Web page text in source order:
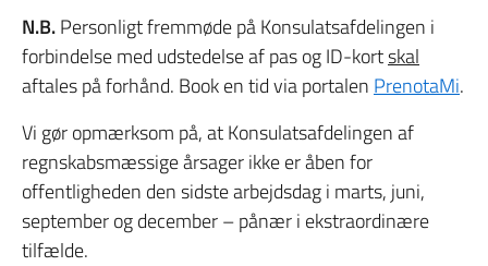
N.B.Personligt fremmøde på Konsulatsafdelingen i
forbindelse med udstedelse af pas og ID-kortskal
aftales på forhånd. Book en tid via portalen PrenotaMi.
Vi gør opmærksom på, at Konsulatsafdelingen af
regnskabsmæssige årsager ikke er åben for
offentligheden den sidste arbejdsdag i marts, juni,
september og december – pånær i ekstraordinære
tilfælde.